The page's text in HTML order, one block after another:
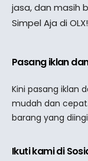
jasa, dan masih
Simpel Aja di OLX!
Pasang iklan
Kini pasang iklan
mudah dan
barang yang
Ikuti kami di